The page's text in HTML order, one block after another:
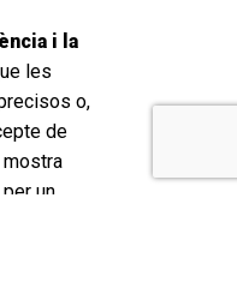
i la
les
o,
de
mostra
un